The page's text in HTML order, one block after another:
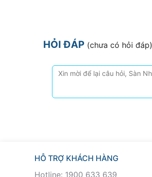
HỎI ĐÁP (chưa có hỏi đáp)
HỖ TRỢ KHÁCH HÀNG
Hotline: 1900 633 639